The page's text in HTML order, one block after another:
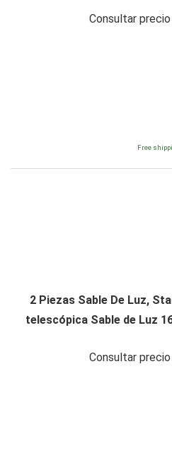
Consultar
Free
2 Piezas Sable De Luz,
telescópica Sable de Luz
Consultar